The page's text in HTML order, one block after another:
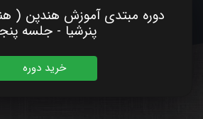
دوره مبتدی آموزش هندپن (
پنرشیا - جلسه
خرید دوره